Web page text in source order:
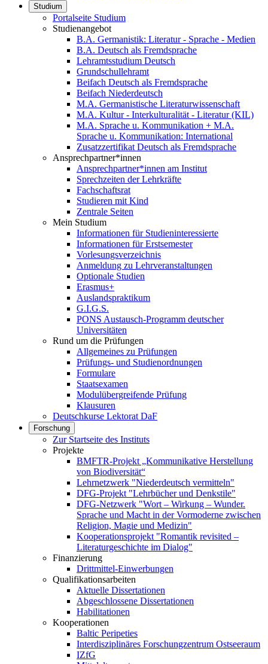
Studium
Portalseite Studium
Studienangebot
B.A. Germanistik: Literatur - Sprache - Medien
B.A. Deutsch als Fremdsprache
Lehramtsstudium Deutsch
Grundschullehramt
Beifach Deutsch als Fremdsprache
Beifach Niederdeutsch
M.A. Germanistische Literaturwissenschaft
M.A. Kultur - Interkulturalität - Literatur (KIL)
M.A. Sprache u. Kommunikation + M.A.
Sprache u. Kommunikation: International
Zusatzzertifikat Deutsch als Fremdsprache
Ansprechpartner*innen
Ansprechpartner*innen am Institut
Sprechzeiten der Lehrkräfte
Fachschaftsrat
Studieren mit Kind
Zentrale Seiten
Mein Studium
Informationen für Studieninteressierte
Informationen für Erstsemester
Vorlesungsverzeichnis
Anmeldung zu Lehrveranstaltungen
Optionale Studien
Erasmus+
Auslandspraktikum
G.I.G.S.
PONS Austausch-Programm deutscher
Universitäten
Rund um die Prüfungen
Allgemeines zu Prüfungen
Prüfungs- und Studienordnungen
Formulare
Staatsexamen
Modulübergreifende Prüfung
Klausuren
Deutschkurse Lektorat DaF
Forschung
Zur Startseite des Instituts
Projekte
BMFTR-Projekt „Kommunikative Herstellung
von Biodiversität“
Lehrnetzwerk "Niederdeutsch vermitteln"
DFG-Projekt "Lehrbücher und Denkstile"
DFG-Netzwerk "Wort – Wirkung – Wunder.
Sprache und Macht in der Vormoderne zwischen
Religion, Magie und Medizin"
Kooperationsprojekt "Romantik revisited –
Literaturgeschichte im Dialog"
Finanzierung
Drittmittel-Einwerbungen
Qualifikationsarbeiten
Aktuelle Dissertationen
Abgeschlossene Dissertationen
Habilitationen
Kooperationen
Baltic Peripeties
Interdisziplinäres Forschungzentrum Ostseeraum
IZfG